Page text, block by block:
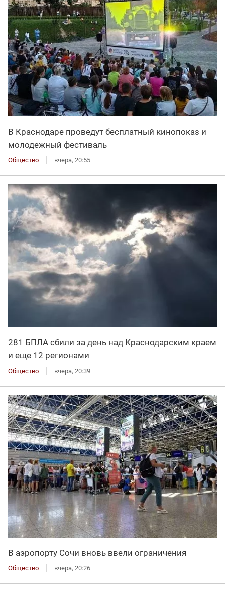
В Краснодаре проведут бесплатный кинопоказ и
молодежный фестиваль
Общество вчера, 20:55
281 БПЛА сбили за день над Краснодарским краем
и еще 12 регионами
Общество вчера, 20:39
В аэропорту Сочи вновь ввели ограничения
Общество вчера, 20:26